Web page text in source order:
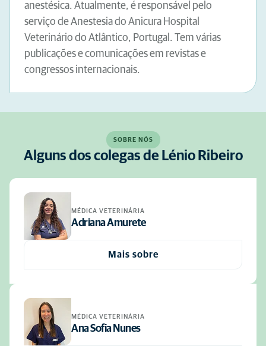
anestésica. Atualmente, é responsável pelo
serviço de Anestesia do Anicura Hospital
Veterinário do Atlântico, Portugal. Tem várias
publicações e comunicações em revistas e
congressos internacionais.
SOBRE NÓS
Alguns dos colegas de Lénio Ribeiro
MÉDICA VETERINÁRIA
Adriana Amurete
Mais sobre
MÉDICA VETERINÁRIA
Ana Sofia Nunes